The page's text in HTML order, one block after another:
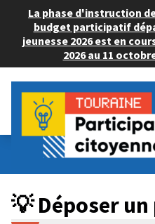
La phase d'instruction
budget participatif
jeunesse 2026 est en
2026 au 11
Budget Participatif ADULTE
💡 Déposer un projet
💡 Déposer